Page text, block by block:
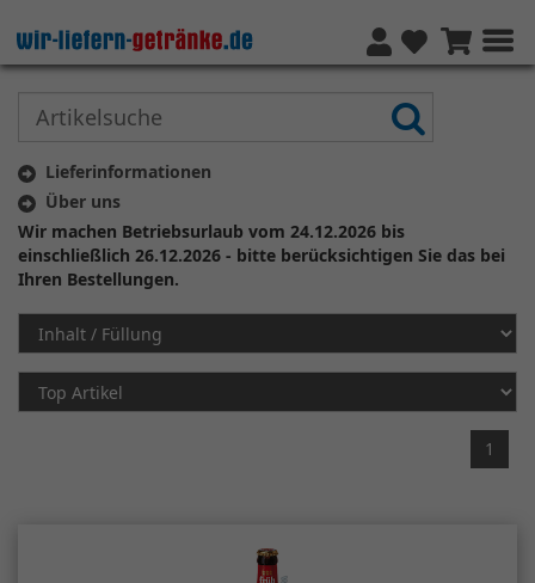
Lieferinformationen
Über uns
Wir machen Betriebsurlaub vom 24.12.2026 bis
einschließlich 26.12.2026 - bitte berücksichtigen Sie das bei
Ihren Bestellungen.
1